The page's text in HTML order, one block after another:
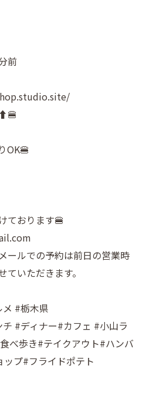
前
OK🍔
ております🍔
ールでの予約は前日の営業時
いただきます。
#栃木県
#ディナー#カフェ #小山ラ
べ歩き#テイクアウト#ハンバ
プ#フライドポテト